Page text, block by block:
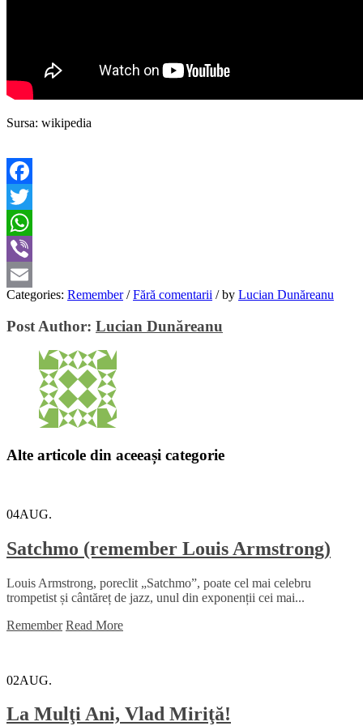
Sursa: wikipedia
Facebook
Twitter
WhatsApp
Viber
Email
Categories: Remember / Fără comentarii /by Lucian Dunăreanu
Post Author: Lucian Dunăreanu
Alte articole din aceeași categorie
04AUG.
Satchmo (remember Louis Armstrong)
Louis Armstrong, poreclit „Satchmo”, poate cel mai celebru
trompetist și cântăreț de jazz, unul din exponenții cei mai...
Remember Read More
02AUG.
La Mulţi Ani, Vlad Miriţă!